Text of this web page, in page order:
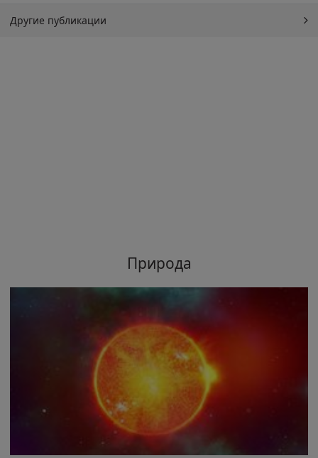
Другие публикации
Природа